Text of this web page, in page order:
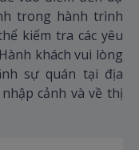
trong hành trình
kiểm tra các yêu
khách vui lòng
sự quán tại địa
cảnh và về thị